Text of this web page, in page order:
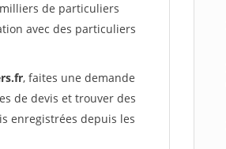
de particuliers
avec des particuliers
, faites une demande
de devis et trouver des
enregistrées depuis les